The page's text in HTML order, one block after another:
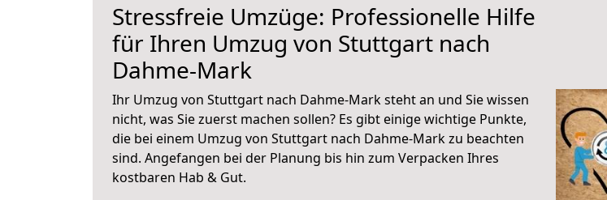
Stressfreie Umzüge: Professionelle Hilfe
für Ihren Umzug von Stuttgart nach
Dahme-Mark
Ihr Umzug von Stuttgart nach Dahme-Mark steht an und Sie wissen
nicht, was Sie zuerst machen sollen? Es gibt einige wichtige Punkte,
die bei einem Umzug von Stuttgart nach Dahme-Mark zu beachten
sind. Angefangen bei der Planung bis hin zum Verpacken Ihres
kostbaren Hab & Gut.